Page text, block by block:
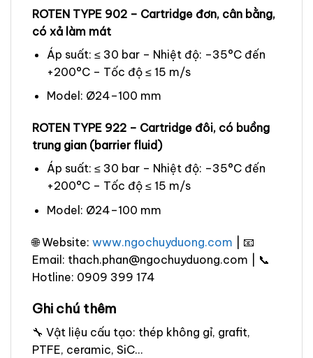
ROTEN TYPE 902 – Cartridge đơn, cân bằng,
có xả làm mát
Áp suất: ≤ 30 bar – Nhiệt độ: –35°C đến
+200°C – Tốc độ ≤ 15 m/s
Model: Ø24–100 mm
ROTEN TYPE 922 – Cartridge đôi, có buồng
trung gian (barrier fluid)
Áp suất: ≤ 30 bar – Nhiệt độ: –35°C đến
+200°C – Tốc độ ≤ 15 m/s
Model: Ø24–100 mm
🌐 Website: www.ngochuyduong.com | 📧
Email: thach.phan@ngochuyduong.com | 📞
Hotline: 0909 399 174
Ghi chú thêm
🔧 Vật liệu cấu tạo: thép không gỉ, grafit,
PTFE, ceramic, SiC…